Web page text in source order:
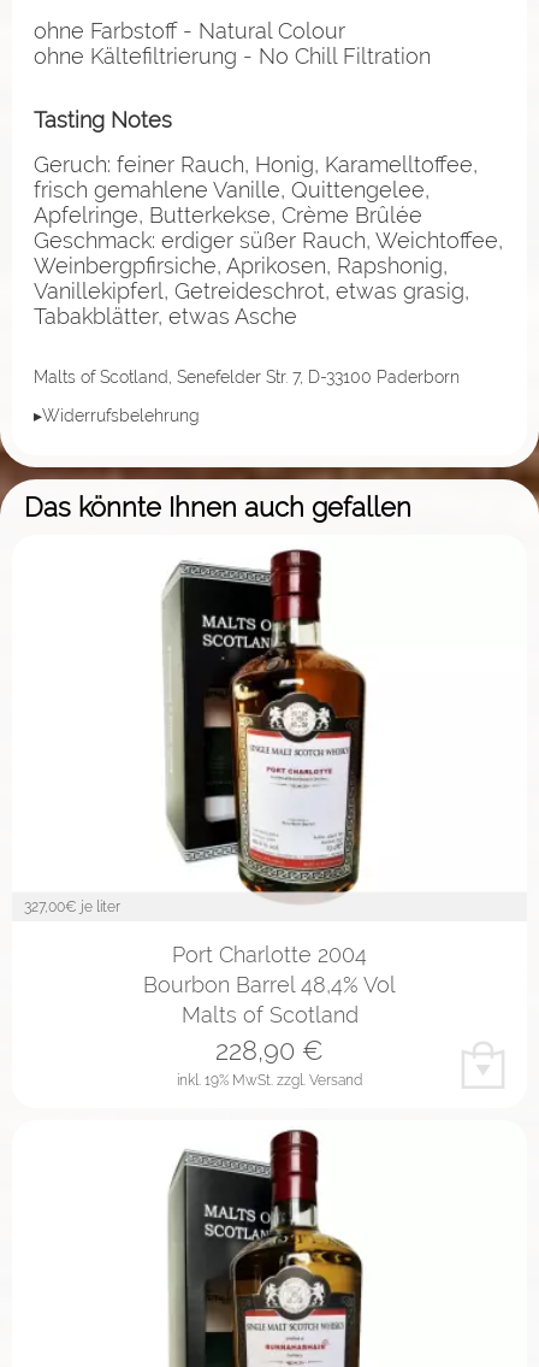
ohne Farbstoff - Natural Colour
ohne Kältefiltrierung - No Chill Filtration
Tasting Notes
Geruch: feiner Rauch, Honig, Karamelltoffee,
frisch gemahlene Vanille, Quittengelee,
Apfelringe, Butterkekse, Crème Brûlée
Geschmack: erdiger süßer Rauch, Weichtoffee,
Weinbergpfirsiche, Aprikosen, Rapshonig,
Vanillekipferl, Getreideschrot, etwas grasig,
Tabakblätter, etwas Asche
Malts of Scotland, Senefelder Str. 7, D-33100 Paderborn
▸Widerrufsbelehrung
Das könnte Ihnen auch gefallen
327,00€ je liter
Port Charlotte 2004
Bourbon Barrel 48,4% Vol
Malts of Scotland
inkl. 19% MwSt. zzgl. Versand
228,90 €